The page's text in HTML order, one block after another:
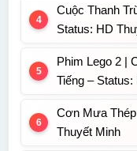
Cuộc Thanh
Status: HD
Phim Lego 2 |
Tiếng – Status:
Cơn Mưa
Thuyết Minh